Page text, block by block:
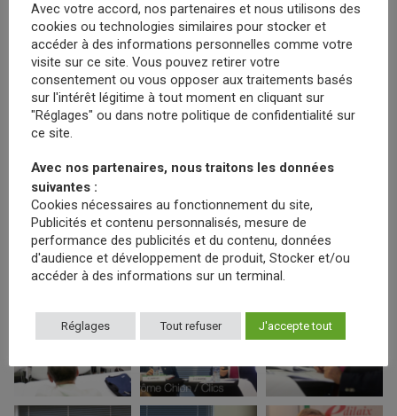
Avec votre accord, nos partenaires et nous utilisons des
cookies ou technologies similaires pour stocker et
accéder à des informations personnelles comme votre
visite sur ce site. Vous pouvez retirer votre
consentement ou vous opposer aux traitements basés
sur l'intérêt légitime à tout moment en cliquant sur
"Réglages" ou dans notre politique de confidentialité sur
ce site.
Avec nos partenaires, nous traitons les données
suivantes :
Cookies nécessaires au fonctionnement du site,
Publicités et contenu personnalisés, mesure de
performance des publicités et du contenu, données
d'audience et développement de produit, Stocker et/ou
accéder à des informations sur un terminal.
Réglages Tout refuser J'accepte tout